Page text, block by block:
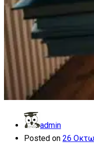
admin
Posted on 26